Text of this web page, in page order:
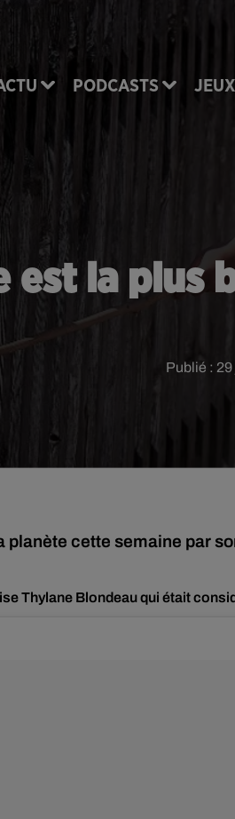
PODCASTS JEUX
est la
Publié :
planète cette semaine par
Thylane Blondeau qui était